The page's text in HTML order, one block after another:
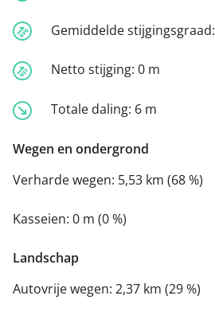
Gemiddelde stijgingsgraad:
Netto stijging: 0 m
Totale daling: 6 m
Wegen en ondergrond
Verharde wegen: 5,53 km (68 %)
Kasseien: 0 m (0 %)
Landschap
Autovrije wegen: 2,37 km (29 %)